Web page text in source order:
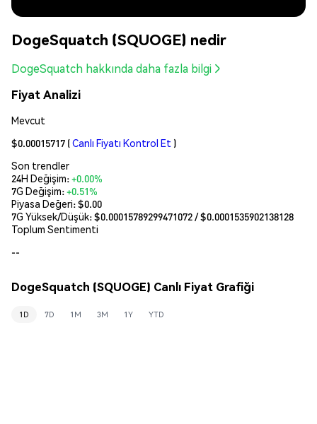
DogeSquatch (SQUOGE) nedir
DogeSquatch hakkında daha fazla bilgi
Fiyat Analizi
Mevcut
$0.00015717 (Canlı Fiyatı Kontrol Et )
Son trendler
24H Değişim:+0.00%
7G Değişim:+0.51%
Piyasa Değeri:$0.00
7G Yüksek/Düşük: $0.00015789299471072/ $0.0001535902138128
Toplum Sentimenti
--
DogeSquatch (SQUOGE) Canlı Fiyat Grafiği
1D 7D 1M 3M 1Y YTD